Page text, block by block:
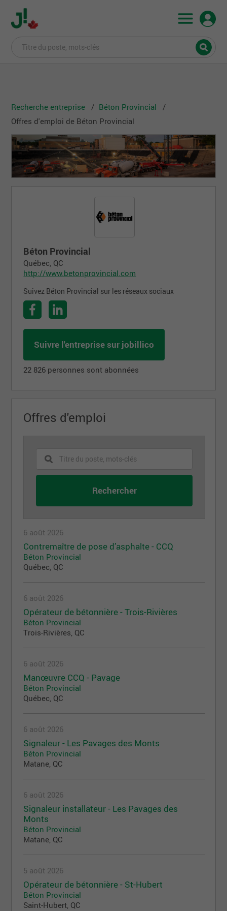
Recherche entreprise
Béton Provincial
Offres d'emploi de Béton Provincial
Béton Provincial
Québec, QC
http://www.betonprovincial.com
Suivez Béton Provincial sur les réseaux sociaux
Suivre l'entreprise sur jobillico
22 826 personnes sont abonnées
Offres d'emploi
6 août 2026
Contremaître de pose d’asphalte - CCQ
Béton Provincial
Québec, QC
6 août 2026
Opérateur de bétonnière - Trois-Rivières
Béton Provincial
Trois-Rivières, QC
6 août 2026
Manœuvre CCQ - Pavage
Béton Provincial
Québec, QC
6 août 2026
Signaleur - Les Pavages des Monts
Béton Provincial
Matane, QC
6 août 2026
Signaleur installateur - Les Pavages des
Monts
Béton Provincial
Matane, QC
5 août 2026
Opérateur de bétonnière - St-Hubert
Béton Provincial
Saint-Hubert, QC